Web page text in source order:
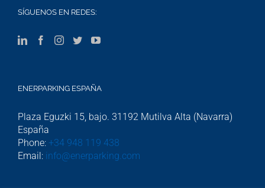
SÍGUENOS EN REDES:
ENERPARKING ESPAÑA
Plaza Eguzki 15, bajo. 31192 Mutilva Alta (Navarra)
España
Phone: +34 948 119 438
Email: info@enerparking.com